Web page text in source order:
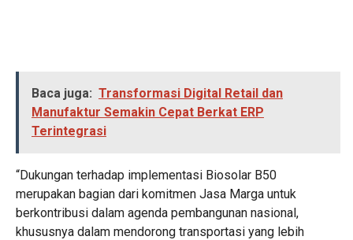
Baca juga: Transformasi Digital Retail dan
Manufaktur Semakin Cepat Berkat ERP
Terintegrasi
“Dukungan terhadap implementasi Biosolar B50
merupakan bagian dari komitmen Jasa Marga untuk
berkontribusi dalam agenda pembangunan nasional,
khususnya dalam mendorong transportasi yang lebih